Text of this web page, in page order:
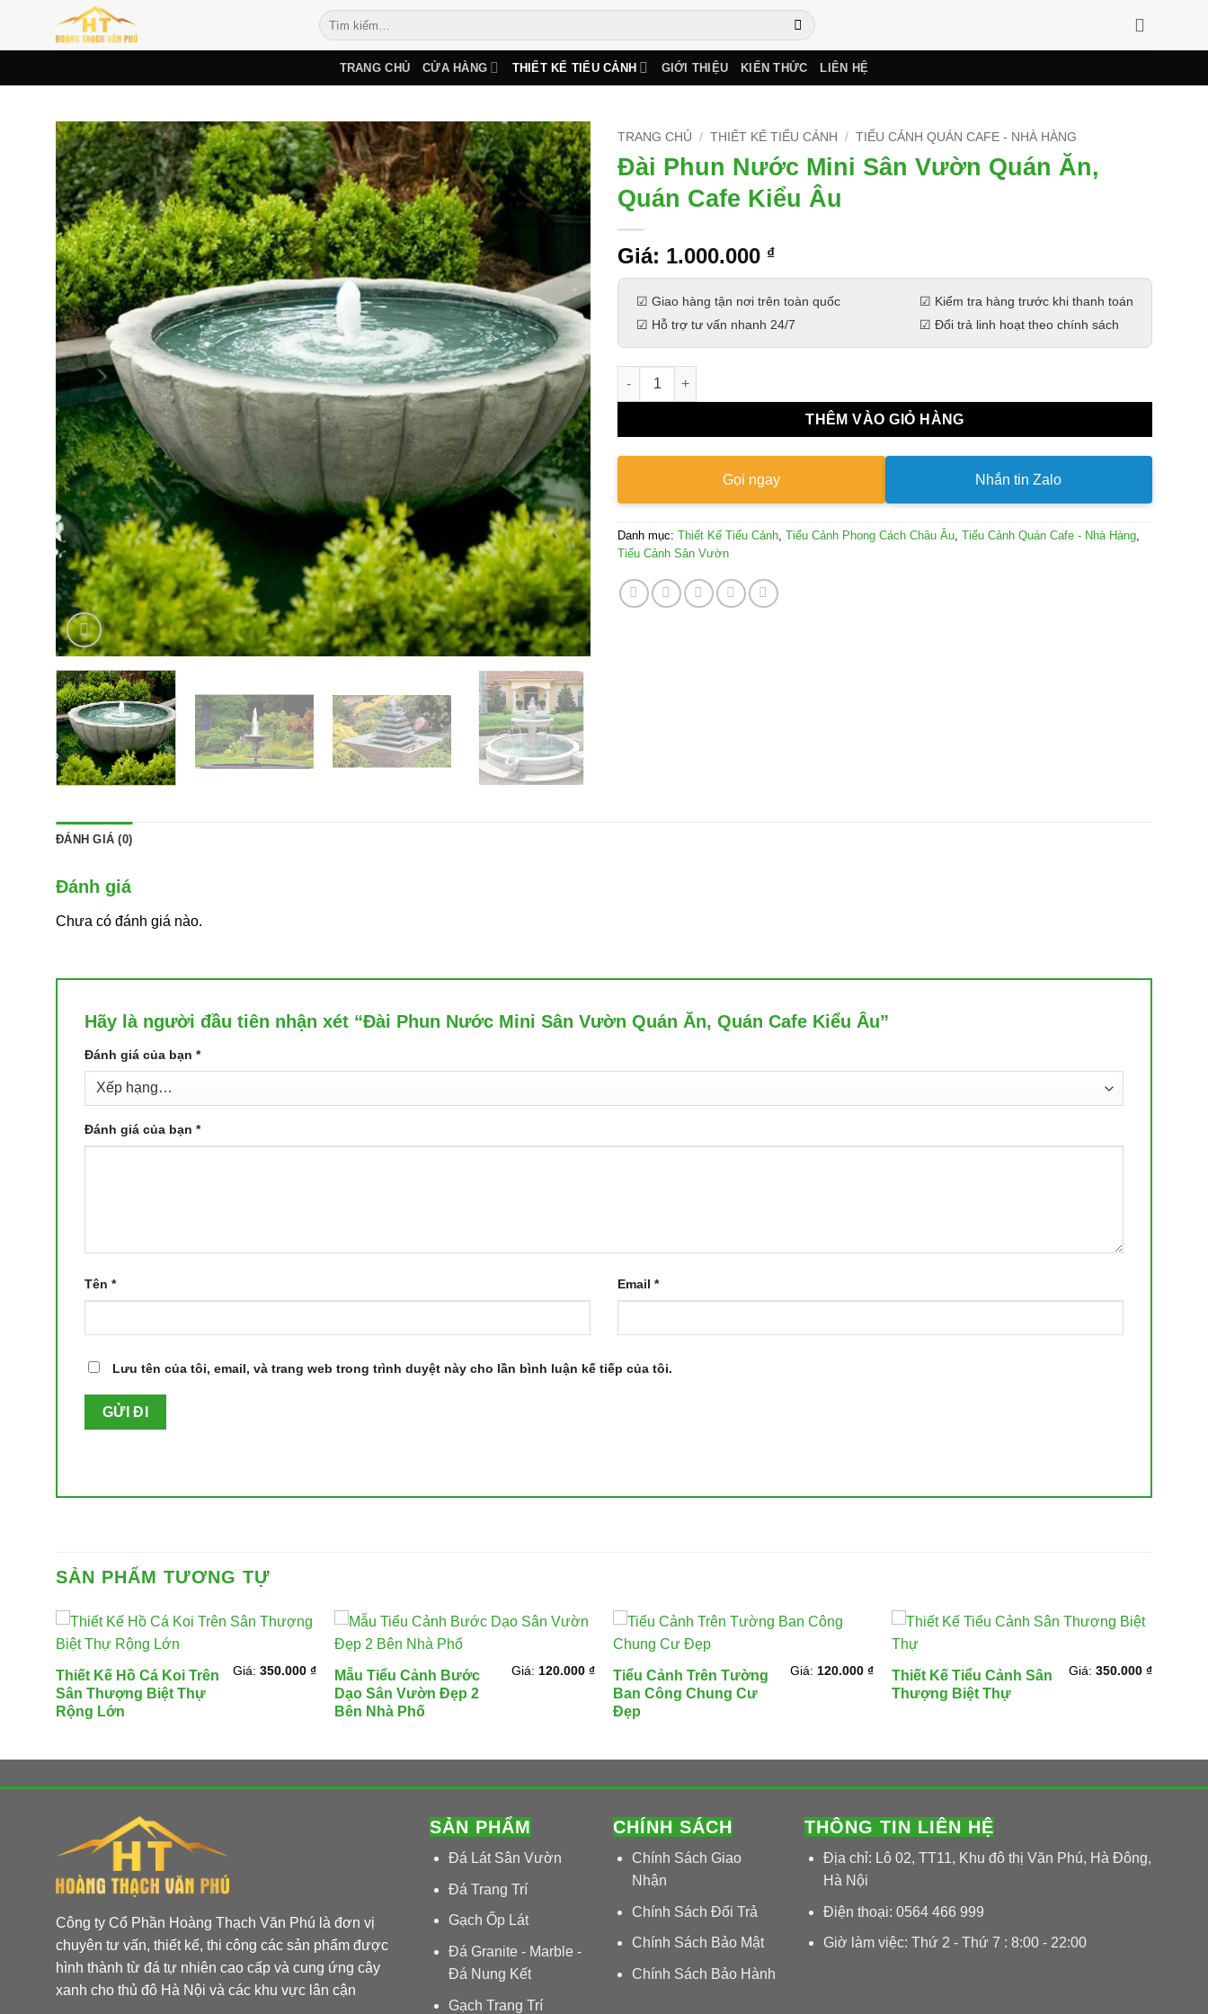
nội
Tìm
kiếm:
TRANG CHỦ CỬA HÀNG THIẾT KẾ TIỂU CẢNH GIỚI THIỆU KIẾN THỨC LIÊN HỆ
TRANG CHỦ / THIẾT KẾ TIỂU CẢNH / TIỂU CẢNH QUÁN CAFE - NHÀ HÀNG
Đài Phun Nước Mini Sân Vườn Quán Ăn,
Quán Cafe Kiểu Âu
Giá: 1.000.000 ₫
☑ Giao hàng tận nơi trên toàn quốc
☑ Hỗ trợ tư vấn nhanh 24/7
☑ Kiểm tra hàng trước khi thanh toán
☑ Đổi trả linh hoạt theo chính sách
Đài Phun Nước Mini Sân Vườn Quán Ăn, Quán Cafe Kiểu Âu số lượng
THÊM VÀO GIỎ HÀNG
Gọi ngay Nhắn tin Zalo
Danh mục: Thiết Kế Tiểu Cảnh Tiểu Cảnh Phong Cách Châu Âu Tiểu Cảnh Quán Cafe - Nhà Hàng
Tiểu Cảnh Sân Vườn
ĐÁNH GIÁ (0)
Đánh giá
Chưa có đánh giá nào.
Hãy là người đầu tiên nhận xét “Đài Phun Nước Mini Sân Vườn Quán Ăn, Quán Cafe Kiểu Âu”
Đánh giá của bạn *
Đánh giá của bạn *
Tên * Email *
Lưu tên của tôi, email, và trang web trong trình duyệt này cho lần bình luận kế tiếp của tôi.
SẢN PHẨM TƯƠNG TỰ
Thiết Kế Hồ Cá Koi Trên
Sân Thượng Biệt Thự
Rộng Lớn
Giá:350.000₫
Mẫu Tiểu Cảnh Bước
Dạo Sân Vườn Đẹp 2
Bên Nhà Phố
Giá: 120.000₫
Tiểu Cảnh Trên Tường
Ban Công Chung Cư
Đẹp
Giá: 120.000₫
Thiết Kế Tiểu Cảnh Sân
Thượng Biệt Thự
Giá:350.000₫
Công ty Cổ Phần Hoàng Thạch Văn Phú là đơn vị
chuyên tư vấn, thiết kế, thi công các sản phẩm được
hình thành từ đá tự nhiên cao cấp và cung ứng cây
xanh cho thủ đô Hà Nội và các khu vực lân cận
SẢN PHẨM
Đá Lát Sân Vườn
Đá Trang Trí
Gạch Ốp Lát
Đá Granite - Marble -
Đá Nung Kết
Gạch Trang Trí
CHÍNH SÁCH
Chính Sách Giao
Nhận
Chính Sách Đổi Trả
Chính Sách Bảo Mật
Chính Sách Bảo Hành
THÔNG TIN LIÊN HỆ
Địa chỉ: Lô 02, TT11, Khu đô thị Văn Phú, Hà Đông,
Hà Nội
Điện thoại: 0564 466 999
Giờ làm việc: Thứ 2 - Thứ 7 : 8:00 - 22:00